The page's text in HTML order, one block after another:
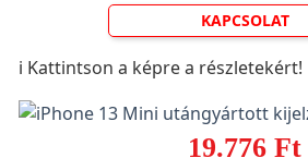
KAPCSOLAT
ℹ️ Kattintson a képre a részletekért!
19.776 Ft